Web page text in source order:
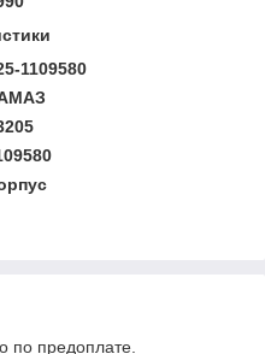
1109580
по предоплате.